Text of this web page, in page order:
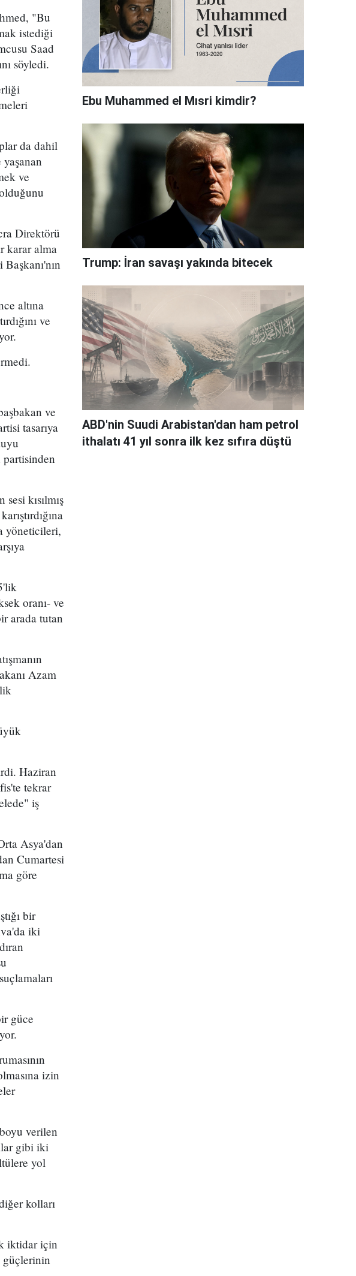
"Bu
istediği
Saad
söyledi.
da dahil
ve
Direktörü
karar alma
altına
ve
ve
tasarıya
partisinden
kısılmış
yöneticileri,
oranı- ve
arada tutan
Azam
Haziran
tekrar
iş
Asya'dan
Cumartesi
göre
bir
iki
güce
izin
verilen
gibi iki
yol
kolları
iktidar için
güçlerinin
Ebu Muhammed el Mısri kimdir?
Trump: İran savaşı yakında bitecek
ABD'nin Suudi Arabistan'dan ham petrol
ithalatı 41 yıl sonra ilk kez sıfıra düştü